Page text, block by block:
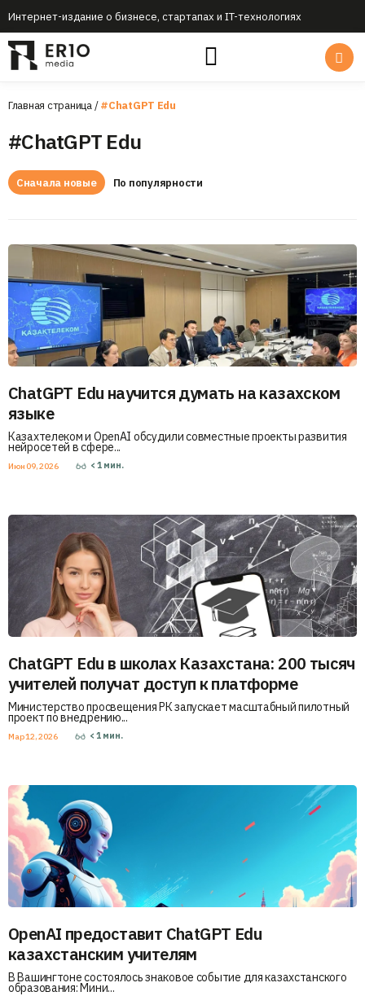
Интернет-издание о бизнесе, стартапах и IT-технологиях
Главная страница/#ChatGPT Edu
#ChatGPT Edu
Сначала новые По популярности
ChatGPT Edu научится думать на казахском
языке
Казахтелеком и OpenAI обсудили совместные проекты развития
нейросетей в сфере...
Июн 09, 2026 < 1 мин.
ChatGPT Edu в школах Казахстана: 200 тысяч
учителей получат доступ к платформе
Министерство просвещения РК запускает масштабный пилотный
проект по внедрению...
Мар 12, 2026 < 1 мин.
OpenAI предоставит ChatGPT Edu
казахстанским учителям
В Вашингтоне состоялось знаковое событие для казахстанского
образования: Мини...